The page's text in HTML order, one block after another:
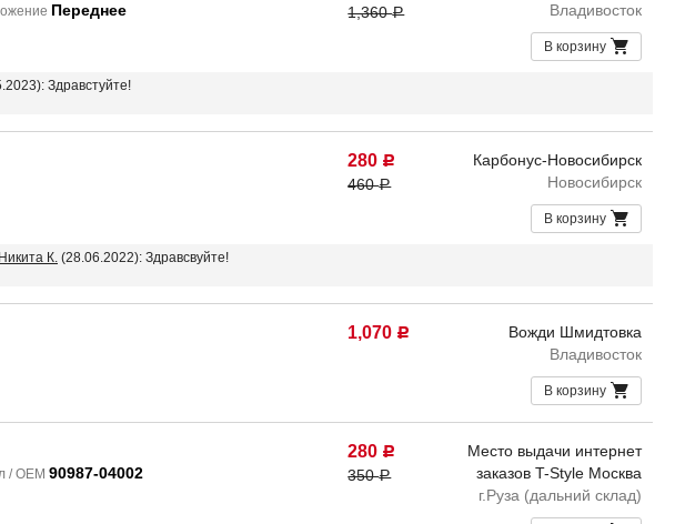
Переднее 1,360Р
Владивосток
В корзину
Здравстуйте!
280 Р
460Р
Карбонус-Новосибирск
Новосибирск
В корзину
Никита К. (28.06.2022): Здравсвуйте!
1,070 Р
Вожди Шмидтовка
Владивосток
В корзину
/ OEM 90987-04002
280 Р
350Р
Место выдачи интернет
заказов T-Style Москва
г.Руза (дальний склад)